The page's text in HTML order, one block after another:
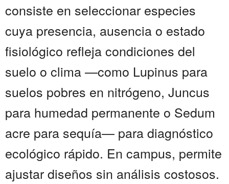
consiste en seleccionar especies
cuya presencia, ausencia o estado
fisiológico refleja condiciones del
suelo o clima —como Lupinus para
suelos pobres en nitrógeno, Juncus
para humedad permanente o Sedum
acre para sequía— para diagnóstico
ecológico rápido. En campus, permite
ajustar diseños sin análisis costosos.